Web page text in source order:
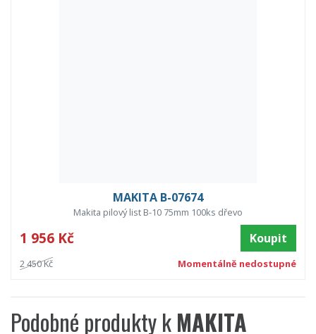
MAKITA B-07674
Makita pilový list B-10 75mm 100ks dřevo
1 956 Kč Koupit
2 450 Kč Momentálně nedostupné
Podobné produkty kMAKITA